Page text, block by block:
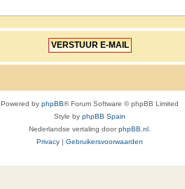
Powered by phpBB® Forum Software © phpBB Limited
Style by phpBB Spain
Nederlandse vertaling doorphpBB.nl
Privacy | Gebruikersvoorwaarden